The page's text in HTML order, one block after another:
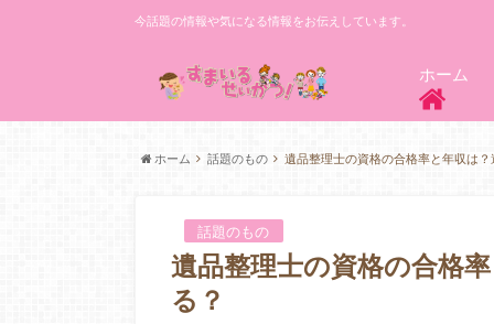
今話題の情報や気になる情報をお伝えしています。
ホーム
ホーム 話題のもの 遺品整理士の資格の合格率と年収は
話題のもの
遺品整理士の資格の合格
る？